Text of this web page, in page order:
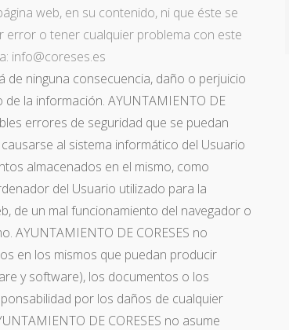
web, en su contenido, ni que éste se
error o tener cualquier problema con este
info@coreses.es
de ninguna consecuencia, daño o perjuicio
la información. AYUNTAMIENTO DE
errores de seguridad que se puedan
al sistema informático del Usuario
almacenados en el mismo, como
del Usuario utilizado para la
de un mal funcionamiento del navegador o
AYUNTAMIENTO DE CORESES no
en los mismos que puedan producir
y software), los documentos o los
por los daños de cualquier
DE CORESES no asume